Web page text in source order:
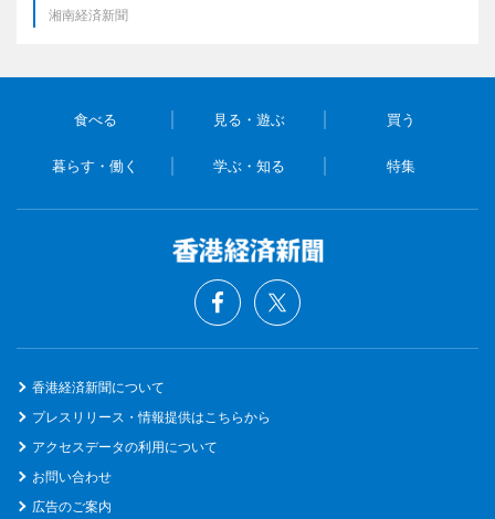
湘南経済新聞
食べる 見る・遊ぶ 買う
暮らす・働く 学ぶ・知る 特集
香港経済新聞について
プレスリリース・情報提供はこちらから
アクセスデータの利用について
お問い合わせ
広告のご案内